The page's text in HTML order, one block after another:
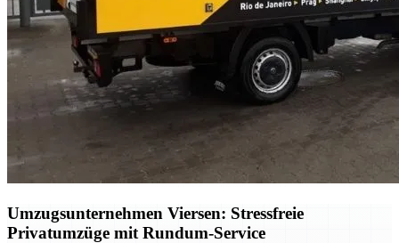
Umzugsunternehmen Viersen: Stressfreie
Privatumzüge mit Rundum-Service